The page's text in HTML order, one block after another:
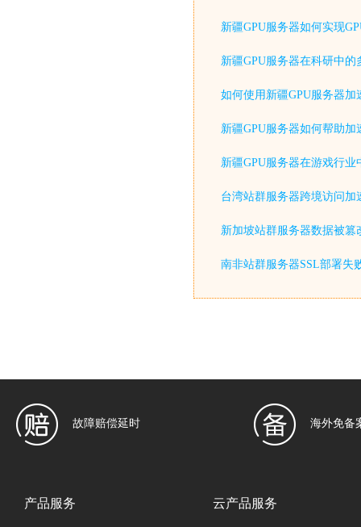
新疆GPU服务器如何实现
新疆GPU服务器在科研中的
如何使用新疆GPU服务器加
新疆GPU服务器如何帮助加
新疆GPU服务器在游戏行业
台湾站群服务器跨境访问加
新加坡站群服务器数据被篡
南非站群服务器SSL部署失
故障赔偿延时 海外免备
产品服务 云产品服务